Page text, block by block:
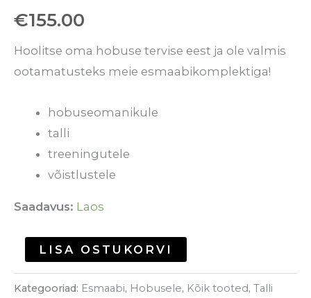
€155.00
Hoolitse oma hobuse tervise eest ja ole valmis
ootamatusteks meie esmaabikomplektiga!
hobuseomanikule
talli
treeningutele
võistlustele
Saadavus: Laos
LISA OSTUKORVI
Kategooriad: Esmaabi, Hobusele, Kõik tooted, Talli